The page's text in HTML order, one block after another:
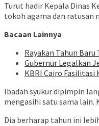
Turut hadir Kepala Dinas
tokoh agama dan ratusan
Bacaan Lainnya
Rayakan Tahun
Gubernur Legalkan
KBRI Cairo Fasilitasi
Ibadah syukur dipimpin
mengasihi satu sama lain.
Dia berharap tahun ini